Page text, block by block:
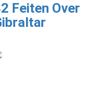
Feiten Over